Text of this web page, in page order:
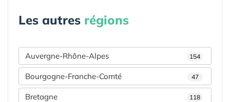
Les autres régions
Auvergne-Rhône-Alpes 154
Bourgogne-Franche-Comté 47
Bretagne 118